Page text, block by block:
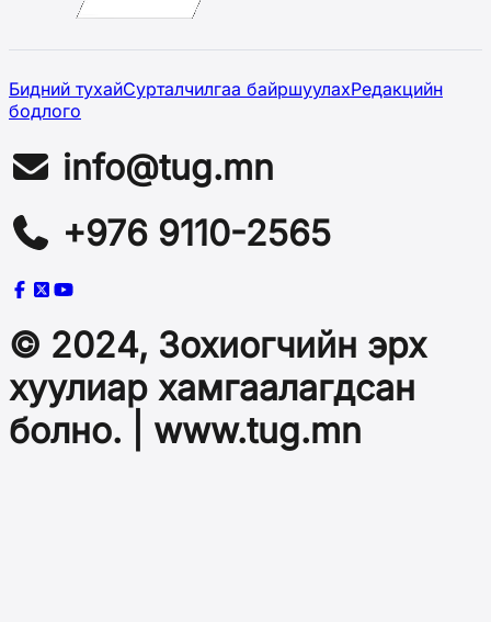
Бидний тухайСурталчилгаа байршуулахРедакцийн
бодлого
info@tug.mn
+976 9110-2565
© 2024, Зохиогчийн эрх
хуулиар хамгаалагдсан
болно. | www.tug.mn